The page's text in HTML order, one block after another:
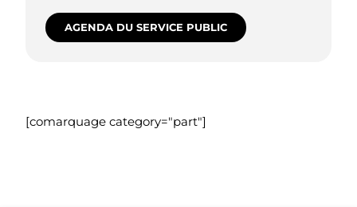
AGENDA DU SERVICE PUBLIC
[comarquage category="part"]